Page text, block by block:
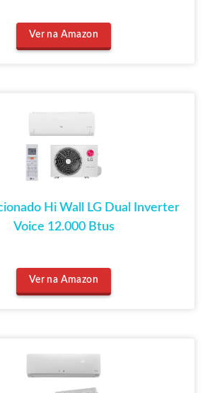
Ver na Amazon
Hi Wall LG Dual Inverter
Voice 12.000 Btus
Ver na Amazon